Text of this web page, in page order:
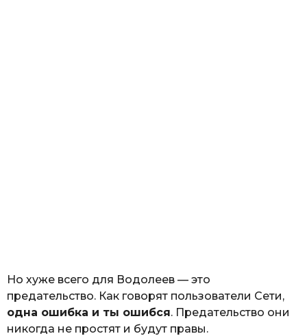
Но хуже всего для Водолеев — это
предательство. Как говорят пользователи Сети,
одна ошибка и ты ошибся. Предательство они
никогда не простят и будут правы.